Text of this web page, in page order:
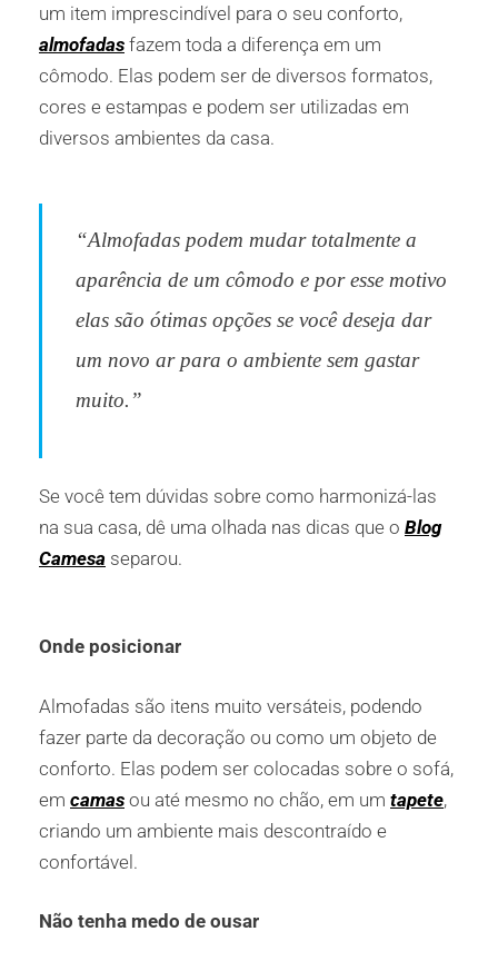
um item imprescindível para o seu conforto,
almofadas fazem toda a diferença em um
cômodo. Elas podem ser de diversos formatos,
cores e estampas e podem ser utilizadas em
diversos ambientes da casa.
“Almofadas podem mudar totalmente a
aparência de um cômodo e por esse motivo
elas são ótimas opções se você deseja dar
um novo ar para o ambiente sem gastar
muito.”
Se você tem dúvidas sobre como harmonizá-las
na sua casa, dê uma olhada nas dicas que o Blog
Camesa separou.
Onde posicionar
Almofadas são itens muito versáteis, podendo
fazer parte da decoração ou como um objeto de
conforto. Elas podem ser colocadas sobre o sofá,
em camas ou até mesmo no chão, em um tapete,
criando um ambiente mais descontraído e
confortável.
Não tenha medo de ousar